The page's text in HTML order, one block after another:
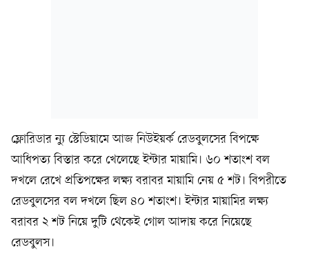
ফ্লোরিডার ন্যু স্টেডিয়ামে আজ নিউইয়র্ক রেডবুলসের বিপক্ষে
আধিপত্য বিস্তার করে খেলেছে ইন্টার মায়ামি। ৬০ শতাংশ বল
দখলে রেখে প্রতিপক্ষের লক্ষ্য বরাবর মায়ামি নেয় ৫ শট। বিপরীতে
রেডবুলসের বল দখলে ছিল ৪০ শতাংশ। ইন্টার মায়ামির লক্ষ্য
বরাবর ২ শট নিয়ে দুটি থেকেই গোল আদায় করে নিয়েছে
রেডবুলস।